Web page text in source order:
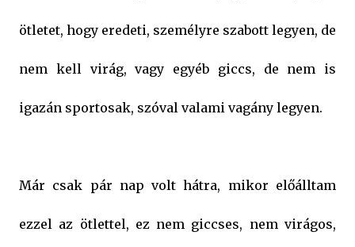
ötletet, hogy eredeti, személyre szabott legyen, de
nem kell virág, vagy egyéb giccs, de nem is
igazán sportosak, szóval valami vagány legyen.
Már csak pár nap volt hátra, mikor előálltam
ezzel az ötlettel, ez nem giccses, nem virágos,